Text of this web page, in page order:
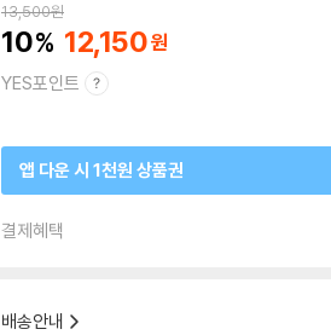
13,500원
10 12,150
YES포인트
앱 다운 시 1천원 상품권
결제혜택
배송안내